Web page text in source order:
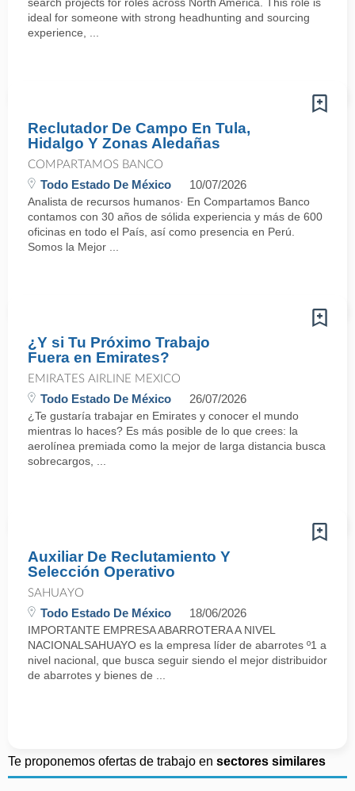
ideal for someone with strong headhunting and sourcing
experience, ...
Reclutador De Campo En Tula,
Hidalgo Y Zonas Aledañas
COMPARTAMOS BANCO
Todo Estado De México 10/07/2026
Analista de recursos humanos· En Compartamos Banco
contamos con 30 años de sólida experiencia y más de 600
oficinas en todo el País, así como presencia en Perú.
Somos la Mejor ...
¿Y si Tu Próximo Trabajo
Fuera en Emirates?
EMIRATES AIRLINE MEXICO
Todo Estado De México 26/07/2026
¿Te gustaría trabajar en Emirates y conocer el mundo
mientras lo haces? Es más posible de lo que crees: la
aerolínea premiada como la mejor de larga distancia busca
sobrecargos, ...
Auxiliar De Reclutamiento Y
Selección Operativo
SAHUAYO
Todo Estado De México 18/06/2026
IMPORTANTE EMPRESA ABARROTERA A NIVEL
NACIONALSAHUAYO es la empresa líder de abarrotes º1 a
nivel nacional, que busca seguir siendo el mejor distribuidor
de abarrotes y bienes de ...
Te proponemos ofertas de trabajo en sectores similares